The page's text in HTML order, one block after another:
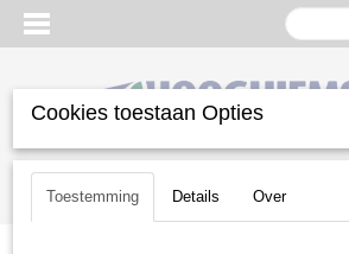
Inloggen Registreren
Cookies toestaan Opties
Toestemming Details Over